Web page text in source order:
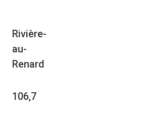
Rivière-
au-
Renard
106,7